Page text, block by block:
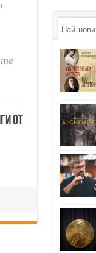
от
Най-нови